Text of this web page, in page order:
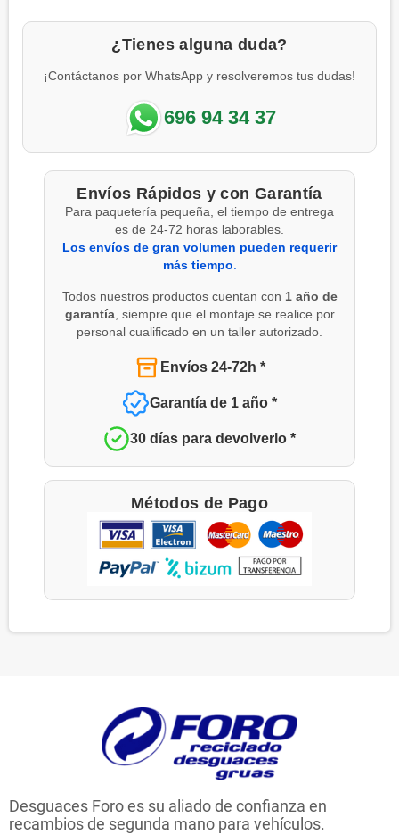
¿Tienes alguna duda?
¡Contáctanos por WhatsApp y resolveremos tus dudas!
696 94 34 37
Envíos Rápidos y con Garantía
Para paquetería pequeña, el tiempo de entrega
es de 24-72 horas laborables.
Los envíos de gran volumen pueden requerir
más tiempo
Todos nuestros productos cuentan con 1 año de
garantía, siempre que el montaje se realice por
personal cualificado en un taller autorizado.
Envíos 24-72h *
Garantía de 1 año *
30 días para devolverlo *
Métodos de Pago
Desguaces Foro es su aliado de confianza en
recambios de segunda mano para vehículos.